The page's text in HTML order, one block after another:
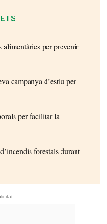
alimentàries per prevenir
campanya d’estiu per
per facilitar la
forestals durant
-